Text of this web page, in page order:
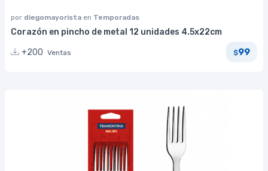
por diegomayorista en Temporadas
Corazón en pincho de metal 12 unidades 4.5x22cm
+200 Ventas $99